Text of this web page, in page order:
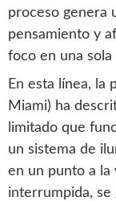
proceso genera
pensamiento y
foco en una sola
En esta línea, la
Miami) ha
limitado que
un sistema de
en un punto a la
interrumpida, se